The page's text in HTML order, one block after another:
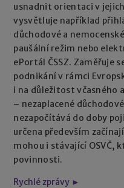
usnadnit orientaci v
vysvětluje například
důchodové a
paušální režim nebo
ePortál ČSSZ. Zaměřuje
podnikání v rámci
i na důležitost včasného
– nezaplacené
nezapočítává do doby
určena především
mohou i stávající OSVČ,
povinnosti.
Rychlé zprávy ►